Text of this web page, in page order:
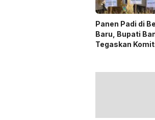
Panen Padi di
Baru, Bupati
Tegaskan